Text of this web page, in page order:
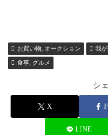
お買い物, オークション 我
食事, グルメ
シ
X
LINE